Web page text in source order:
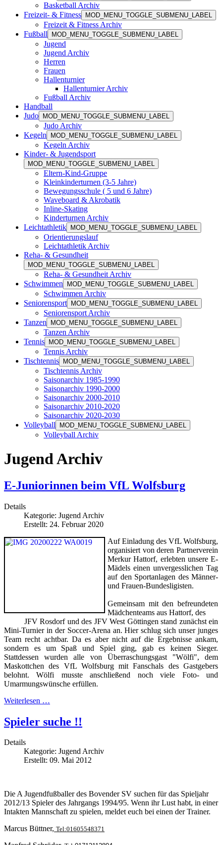
Basketball Archiv
Freizeit- & Fitness
MOD_MENU_TOGGLE_SUBMENU_LABEL
Freizeit & Fitness Archiv
Fußball
MOD_MENU_TOGGLE_SUBMENU_LABEL
Jugend
Jugend Archiv
Herren
Frauen
Hallenturnier
Hallenturnier Archiv
Fußball Archiv
Handball
Judo
MOD_MENU_TOGGLE_SUBMENU_LABEL
Judo Archiv
Kegeln
MOD_MENU_TOGGLE_SUBMENU_LABEL
Kegeln Archiv
Kinder- & Jugendsport
MOD_MENU_TOGGLE_SUBMENU_LABEL
Eltern-Kind-Gruppe
Kleinkinderturnen (3-5 Jahre)
Bewegungsschule ( 5 und 6 Jahre)
Waveboard & Akrobatik
Inline-Skating
Kinderturnen Archiv
Leichtathletik
MOD_MENU_TOGGLE_SUBMENU_LABEL
Orientierungslauf
Leichtathletik Archiv
Reha- & Gesundheit
MOD_MENU_TOGGLE_SUBMENU_LABEL
Reha- & Gesundheit Archiv
Schwimmen
MOD_MENU_TOGGLE_SUBMENU_LABEL
Schwimmen Archiv
Seniorensport
MOD_MENU_TOGGLE_SUBMENU_LABEL
Seniorensport Archiv
Tanzen
MOD_MENU_TOGGLE_SUBMENU_LABEL
Tanzen Archiv
Tennis
MOD_MENU_TOGGLE_SUBMENU_LABEL
Tennis Archiv
Tischtennis
MOD_MENU_TOGGLE_SUBMENU_LABEL
Tischtennis Archiv
Saisonarchiv 1985-1990
Saisonarchiv 1990-2000
Saisonarchiv 2000-2010
Saisonarchiv 2010-2020
Saisonarchiv 2020-2030
Volleyball
MOD_MENU_TOGGLE_SUBMENU_LABEL
Volleyball Archiv
Jugend Archiv
E-Juniorinnen beim VfL Wolfsburg
Details
Kategorie: Jugend Archiv
Erstellt: 24. Februar 2020
Auf Einladung des VfL Wolfsburg,
organisiert von deren Partnerverein
Merkur Hattorf, erlebten unsere E-
Mädels einen unvergesslichen Tag
auf den Sportanlagen des Männer-
und Frauen-Bundesligisten.
Gemeinsam mit den befreundeten
Mädchenteams aus Hattorf, des
JFV Rosdorf und des JFV West Göttingen stand zunächst ein
Mini-Turnier in der Soccer-Arena an. Hier schlug sich unser junges
Team recht achtbar. Da es aber nicht auf die Ergebnisse ankam,
sondern es um Spaß und Spiel ging, gab es keinen Sieger.
Stattdessen wurden alle von Überraschungsgast "Wölfi", dem
Maskottchen des VfL Wolfsburg mit Fanschals des Gastgebers
belohnt. Wölfi musste anschließend noch viele Foto- und
Umarmungswünsche erfüllen.
Weiterlesen …
Spieler suche !!
Details
Kategorie: Jugend Archiv
Erstellt: 09. Mai 2012
Die A Jugendfußballer des Bovender SV suchen für das Spieljahr
2012/13 Spieler des Jahrgangs 1994/95. Wenn ihr Lust habt, in einer
Intakten Mannschaft zu spielen, meldet euch bei einen der Trainer.
Marcus Büttner, Tel:01605548371